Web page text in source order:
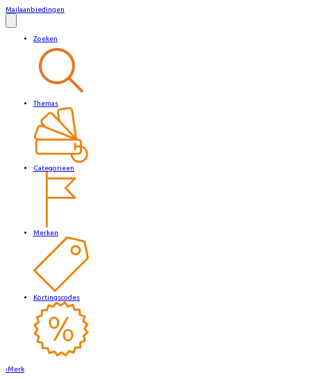
Mailaanbiedingen
Zoeken
Themas
Categorieen
Merken
Kortingscodes
‹Merk